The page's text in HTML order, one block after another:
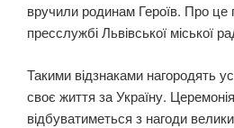
вручили родинам Героїв. Про це
пресслужбі Львівської міської
Такими відзнаками нагородять
своє життя за Україну.
відбуватиметься з нагоди